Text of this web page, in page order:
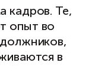
кадров. Те,
опыт во
в